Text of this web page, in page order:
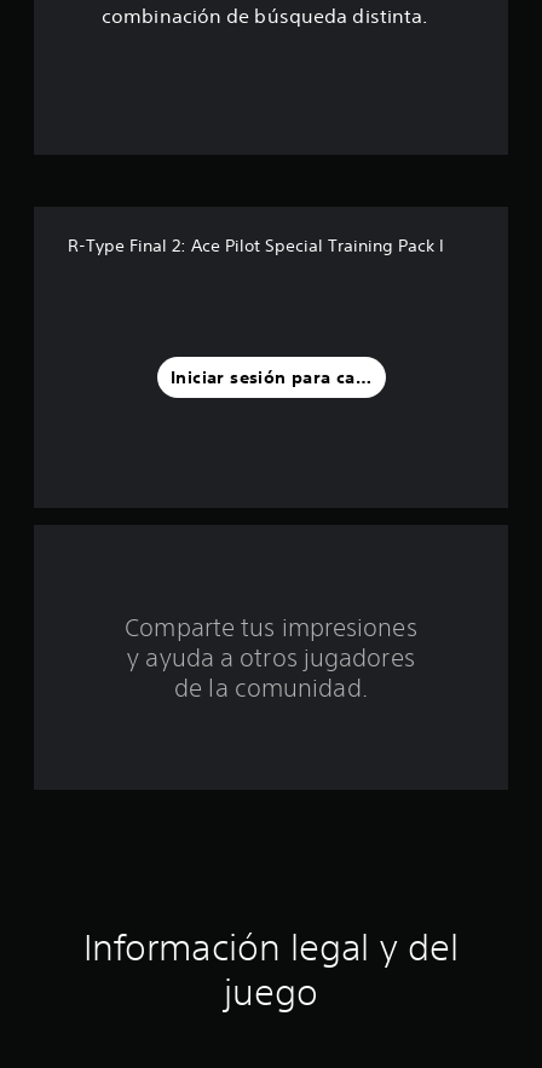
l
a
s
o
o
combinación de búsqueda distinta.
R-Type Final 2: Ace Pilot Special Training Pack I
Iniciar sesión para calificar
Comparte tus impresiones
y ayuda a otros jugadores
de la comunidad.
Información legal y del
juego